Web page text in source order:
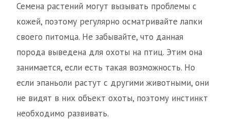
Семена растений могут вызывать проблемы с
кожей, поэтому регулярно осматривайте лапки
своего питомца. Не забывайте, что данная
порода выведена для охоты на птиц. Этим она
занимается, если есть такая возможность. Но
если эпаньоли растут с другими животными, они
не видят в них объект охоты, поэтому инстинкт
необходимо развивать.